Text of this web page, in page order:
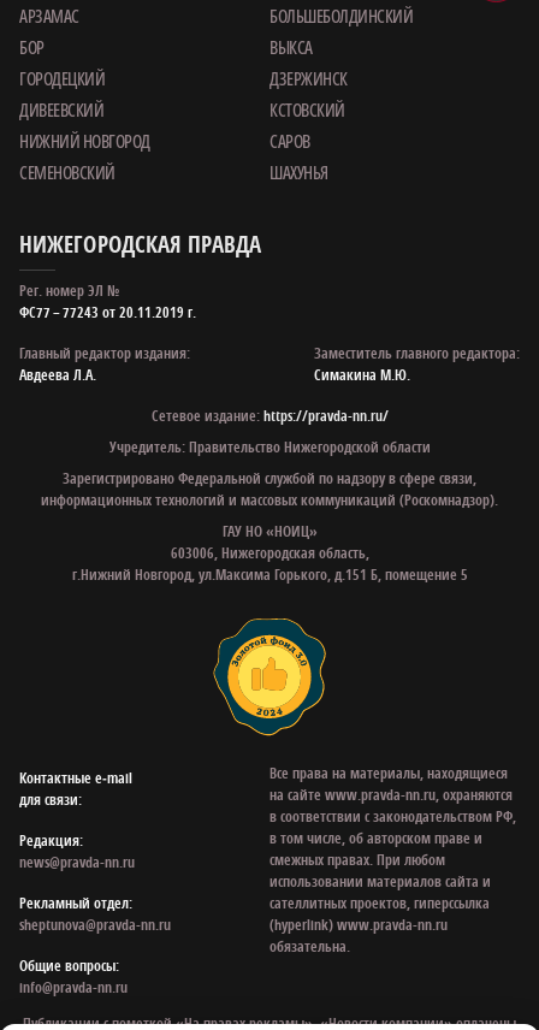
АРЗАМАС
БОЛЬШЕБОЛДИНСКИЙ
БОР
ВЫКСА
ГОРОДЕЦКИЙ
ДЗЕРЖИНСК
ДИВЕЕВСКИЙ
КСТОВСКИЙ
НИЖНИЙ НОВГОРОД
САРОВ
СЕМЕНОВСКИЙ
ШАХУНЬЯ
НИЖЕГОРОДСКАЯ ПРАВДА
Рег. номер ЭЛ №
ФС77 – 77243 от 20.11.2019 г.
Главный редактор издания:
Авдеева Л.А.
Заместитель главного редактора:
Симакина М.Ю.
Сетевое издание:https://pravda-nn.ru/
Учредитель: Правительство Нижегородской области
Зарегистрировано Федеральной службой по надзору в сфере связи,
информационных технологий и массовых коммуникаций (Роскомнадзор).
ГАУ НО «НОИЦ»
603006, Нижегородская область,
г.Нижний Новгород, ул.Максима Горького, д.151 Б, помещение 5
Контактные e‑mail
для связи:
Редакция:
news@pravda-nn.ru
Рекламный отдел:
sheptunova@pravda-nn.ru
Общие вопросы:
info@pravda-nn.ru
Все права на материалы, находящиеся
на сайте www.pravda-nn.ru, охраняются
в соответствии с законодательством РФ,
в том числе, об авторском праве и
смежных правах. При любом
использовании материалов сайта и
сателлитных проектов, гиперссылка
(hyperlink) www.pravda-nn.ru
обязательна.
Публикации с пометкой «На правах рекламы», «Новости компании» оплачены